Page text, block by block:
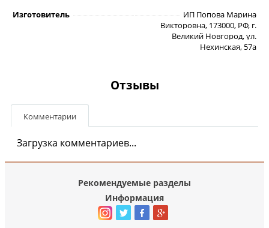
Изготовитель
ИП Попова Марина
Викторовна, 173000, РФ, г.
Великий Новгород, ул.
Нехинская, 57а
Отзывы
Комментарии
Загрузка комментариев...
Рекомендуемые разделы
Информация